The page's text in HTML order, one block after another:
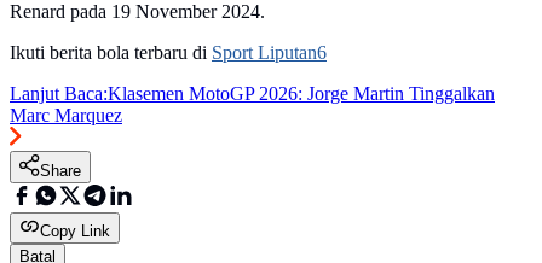
Renard pada 19 November 2024.
Ikuti berita bola terbaru di Sport Liputan6
Lanjut Baca:Klasemen MotoGP 2026: Jorge Martin Tinggalkan
Marc Marquez
Share
Copy Link
Batal